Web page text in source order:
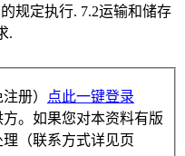
规定执行. 7.2运输和储存
.
册）
点此一键登录
。如果您对本资料有版
（联系方式详见页